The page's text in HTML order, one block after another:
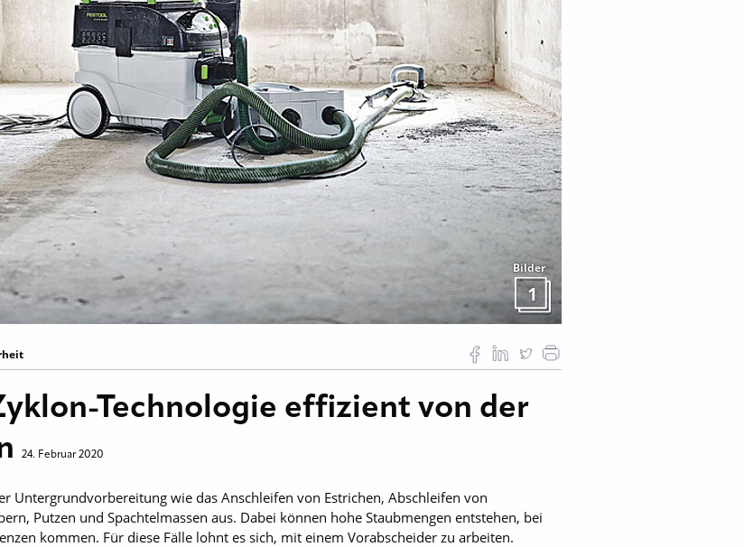
Bilder
1
Technologie effizient von der
24. Februar 2020
Untergrundvorbereitung wie das Anschleifen von Estrichen, Abschleifen von
Putzen und Spachtelmassen aus. Dabei können hohe Staubmengen entstehen, bei
kommen. Für diese Fälle lohnt es sich, mit einem Vorabscheider zu arbeiten.